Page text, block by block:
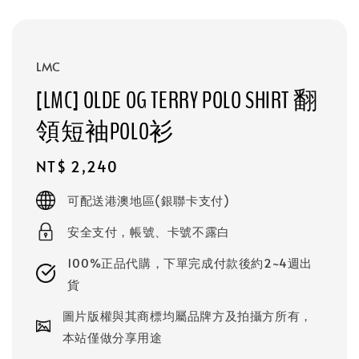
LMC
[LMC] OLDE OG TERRY POLO SHIRT 翻
領短袖POLO衫
Regular
price
NT$ 2,240
可配送港澳地區(銀聯卡支付)
安全支付，帳號、卡號不露白
100%正品代購，下單完成付款後約2~4週出
貨
圖片版權與其商標均屬品牌方及拍攝方所有，
本站僅做分享用途